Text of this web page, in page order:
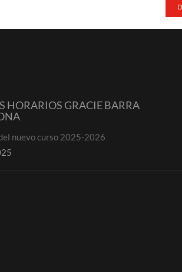
HORARIOS GRACIE BARRA
nuevo curso 2025-2026